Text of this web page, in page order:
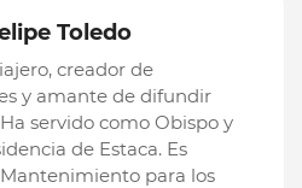
Toledo
creador de
y amante de difundir
servido como Obispo y
de Estaca. Es
para los